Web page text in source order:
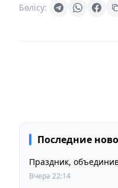
Бөлісу:
Последние
Праздник,
Вчера 22:14